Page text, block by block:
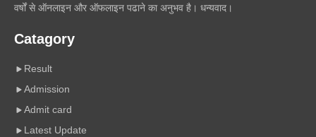
वर्षों से ऑनलाइन और ऑफलाइन पढाने का अनुभव है। धन्यवाद।
Catagory
Result
Admission
Admit card
Latest Update